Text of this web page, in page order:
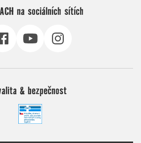
na sociálních sítích
& bezpečnost